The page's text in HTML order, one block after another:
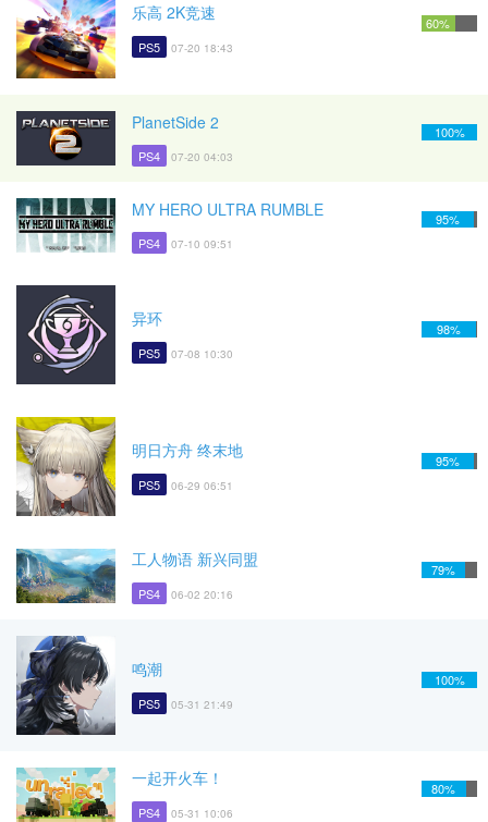
乐高 2K竞速
PS5 07-20 18:43
60%
PlanetSide 2
PS4 07-20 04:03
100%
MY HERO ULTRA RUMBLE
PS4 07-10 09:51
95%
异环
PS5 07-08 10:30
98%
明日方舟 终末地
PS5 06-29 06:51
95%
工人物语 新兴同盟
PS4 06-02 20:16
79%
鸣潮
PS5 05-31 21:49
100%
一起开火车！
PS4 05-31 10:06
80%